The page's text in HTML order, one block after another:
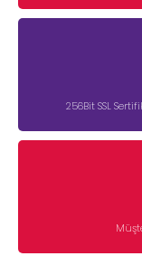
256Bit SSL